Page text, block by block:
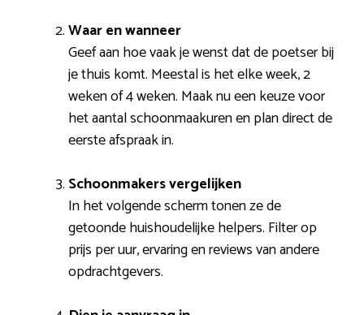
Waar en wanneer
Geef aan hoe vaak je wenst dat de poetser bij
je thuis komt. Meestal is het elke week, 2
weken of 4 weken. Maak nu een keuze voor
het aantal schoonmaakuren en plan direct de
eerste afspraak in.
Schoonmakers vergelijken
In het volgende scherm tonen ze de
getoonde huishoudelijke helpers. Filter op
prijs per uur, ervaring en reviews van andere
opdrachtgevers.